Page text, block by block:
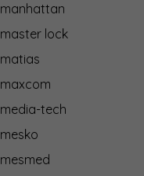
manhattan
master lock
matias
maxcom
media-tech
mesko
mesmed